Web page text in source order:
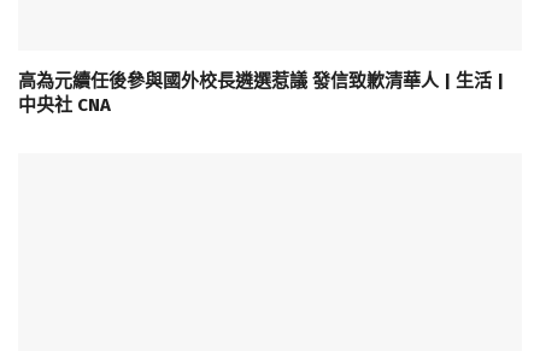
高為元續任後參與國外校長遴選惹議 發信致歉清華人 | 生活 |
中央社 CNA